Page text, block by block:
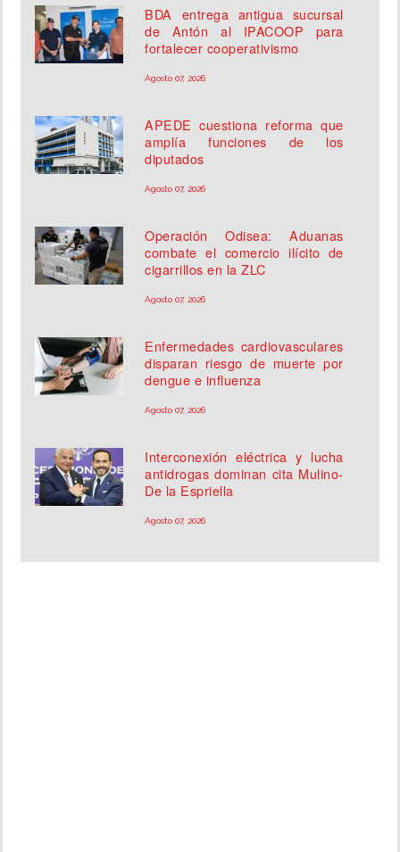
BDA entrega antigua sucursal
de Antón al IPACOOP para
fortalecer cooperativismo
Agosto 07, 2026
APEDE cuestiona reforma que
amplía funciones de los
diputados
Agosto 07, 2026
Operación Odisea: Aduanas
combate el comercio ilícito de
cigarrillos en la ZLC
Agosto 07, 2026
Enfermedades cardiovasculares
disparan riesgo de muerte por
dengue e influenza
Agosto 07, 2026
Interconexión eléctrica y lucha
antidrogas dominan cita Mulino-
De la Espriella
Agosto 07, 2026